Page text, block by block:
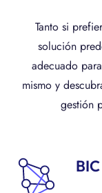
Tanto si
solución
adecuado
mismo y
gestión